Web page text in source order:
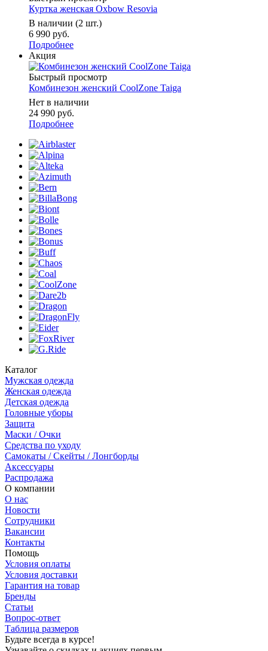
Куртка женская Oxbow Resovia
В наличии (2 шт.)
6 990 руб.
Подробнее
Акция
Быстрый просмотр
Комбинезон женский CoolZone Taiga
Нет в наличии
24 990 руб.
Подробнее
Каталог
Мужская одежда
Женская одежда
Детская одежда
Головные уборы
Защита
Маски / Очки
Средства по уходу
Самокаты / Скейты / Лонгборды
Аксессуары
Распродажа
О компании
О нас
Новости
Сотрудники
Вакансии
Контакты
Помощь
Условия оплаты
Условия доставки
Гарантия на товар
Бренды
Статьи
Вопрос-ответ
Таблица размеров
Будьте всегда в курсе!